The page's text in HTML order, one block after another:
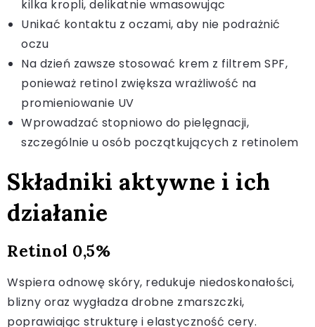
kilka kropli, delikatnie wmasowując
Unikać kontaktu z oczami, aby nie podrażnić
oczu
Na dzień zawsze stosować krem z filtrem SPF,
ponieważ retinol zwiększa wrażliwość na
promieniowanie UV
Wprowadzać stopniowo do pielęgnacji,
szczególnie u osób początkujących z retinolem
Składniki aktywne i ich
działanie
Retinol 0,5%
Wspiera odnowę skóry, redukuje niedoskonałości,
blizny oraz wygładza drobne zmarszczki,
poprawiając strukturę i elastyczność cery.